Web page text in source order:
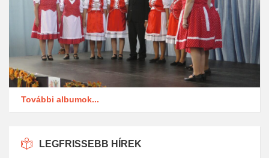
További albumok...
LEGFRISSEBB HÍREK